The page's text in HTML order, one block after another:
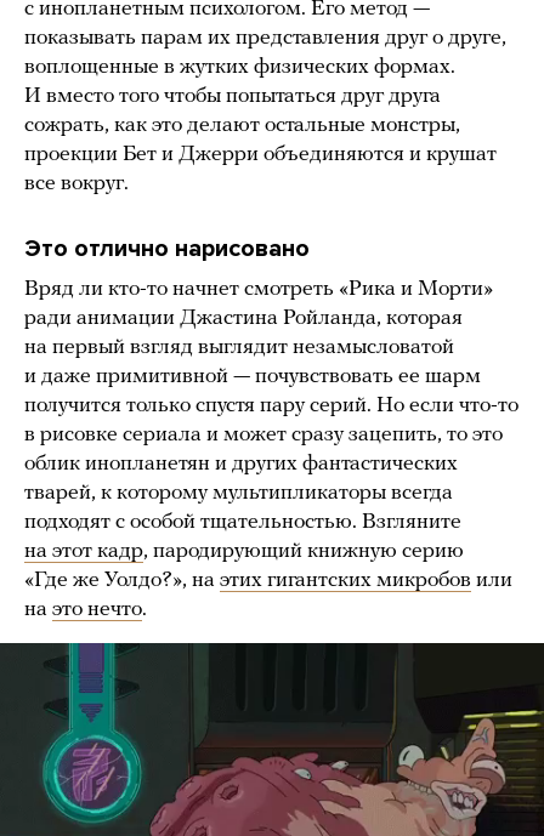
с инопланетным психологом. Его метод —
показывать парам их представления друг о друге,
воплощенные в жутких физических формах.
И вместо того чтобы попытаться друг друга
сожрать, как это делают остальные монстры,
проекции Бет и Джерри объединяются и крушат
все вокруг.
Это отлично нарисовано
Вряд ли кто-то начнет смотреть «Рика и Морти»
ради анимации Джастина Ройланда, которая
на первый взгляд выглядит незамысловатой
и даже примитивной — почувствовать ее шарм
получится только спустя пару серий. Но если что-то
в рисовке сериала и может сразу зацепить, то это
облик инопланетян и других фантастических
тварей, к которому мультипликаторы всегда
подходят с особой тщательностью. Взгляните
на этот кадр, пародирующий книжную серию
«Где же Уолдо?», на этих гигантских микробов или
на это нечто.
Adult Swim
Там есть Рик!
Практически всесильный герой, который
в одиночку разделался с галактическим
правительством и остался непобедимым даже